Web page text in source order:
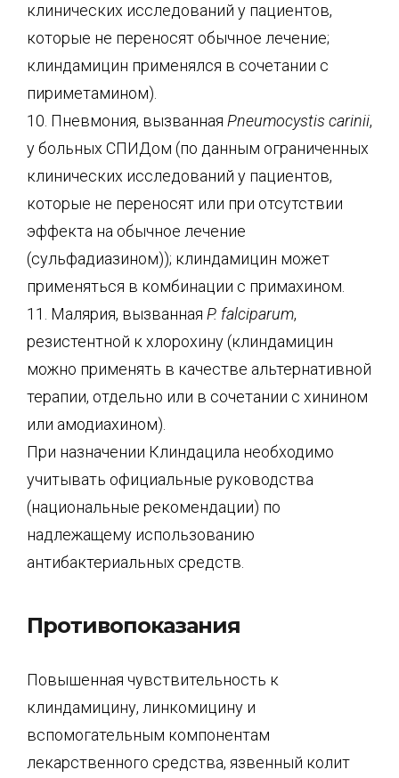
клинических исследований у пациентов,
которые не переносят обычное лечение;
клиндамицин применялся в сочетании с
пириметамином).
10. Пневмония, вызванная Pneumocystis carinii,
у больных СПИДом (по данным ограниченных
клинических исследований у пациентов,
которые не переносят или при отсутствии
эффекта на обычное лечение
(сульфадиазином)); клиндамицин может
применяться в комбинации с примахином.
11. Малярия, вызванная P. falciparum,
резистентной к хлорохину (клиндамицин
можно применять в качестве альтернативной
терапии, отдельно или в сочетании с хинином
или амодиахином).
При назначении Клиндацила необходимо
учитывать официальные руководства
(национальные рекомендации) по
надлежащему использованию
антибактериальных средств.
Противопоказания
Повышенная чувствительность к
клиндамицину, линкомицину и
вспомогательным компонентам
лекарственного средства, язвенный колит